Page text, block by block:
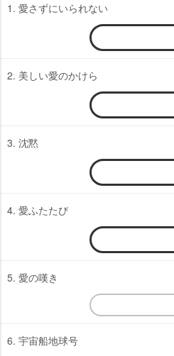
1. 愛さずにいられない
2. 美しい愛のかけら
3. 沈黙
4. 愛ふたたび
5. 愛の嘆き
6. 宇宙船地球号